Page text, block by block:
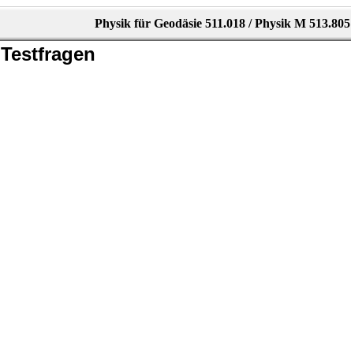
Physik für Geodäsie 511.018 / Physik M 513.805
Testfragen